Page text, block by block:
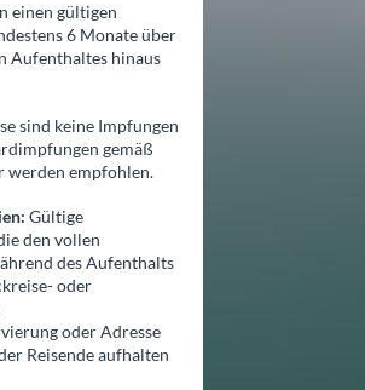
einen gültigen
6 Monate über
Aufenthaltes hinaus
sind keine Impfungen
gemäß
werden empfohlen.
Gültige
den vollen
des Aufenthalts
oder
oder Adresse
Reisende aufhalten